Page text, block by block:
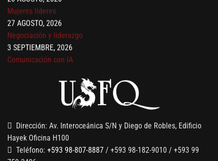
27 AGOSTO, 2026
Negociación y liderazgo
3 SEPTIEMBRE, 2026
Comunicación con IA
7 SEPTIEMBRE, 2026
13 AGOSTO, 2026
Finanzas para no financieros
Dirección: Av. Interoceánica S/N y Diego de Robles, Edificio
Hayek Oficina H100
Teléfono: +593 98-807-8887 / +593 98-182-9010 / +593 99